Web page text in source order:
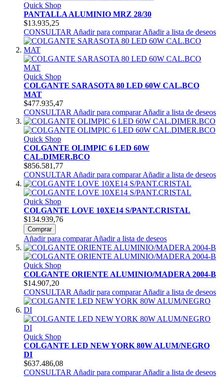
Quick Shop
PANTALLA ALUMINIO MRZ 28/30
$13.935,25
CONSULTAR Añadir para comparar Añadir a lista de deseos
Quick Shop
COLGANTE SARASOTA 80 LED 60W CAL.BCO
MAT
$477.935,47
CONSULTAR Añadir para comparar Añadir a lista de deseos
Quick Shop
COLGANTE OLIMPIC 6 LED 60W
CAL.DIMER.BCO
$856.581,77
CONSULTAR Añadir para comparar Añadir a lista de deseos
Quick Shop
COLGANTE LOVE 10XE14 S/PANT.CRISTAL
$134.939,76
Comprar
Añadir para comparar Añadir a lista de deseos
Quick Shop
COLGANTE ORIENTE ALUMINIO/MADERA 2004-B
$14.907,20
CONSULTAR Añadir para comparar Añadir a lista de deseos
Quick Shop
COLGANTE LED NEW YORK 80W ALUM/NEGRO
DI
$637.486,08
CONSULTAR Añadir para comparar Añadir a lista de deseos